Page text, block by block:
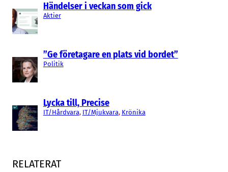
Händelser i veckan som gick
Aktier
”Ge företagare en plats vid bordet”
Politik
Lycka till, Precise
IT/Hårdvara, IT/Mjukvara, Krönika
RELATERAT